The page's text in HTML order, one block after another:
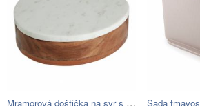
Mramorová doštička na syr s úložným…